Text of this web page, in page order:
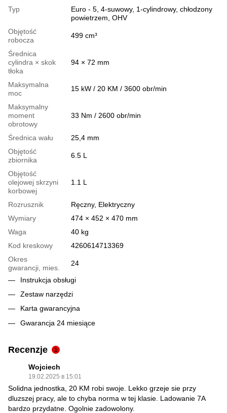
Typ
Euro - 5, 4-suwowy, 1-cylindrowy, chłodzony
powietrzem, OHV
Objętość
robocza
499 cm³
Średnica
cylindra × skok
tłoka
94 × 72 mm
Maksymalna
moc
15 kW / 20 KM / 3600 obr/min
Maksymalny
moment
obrotowy
33 Nm / 2600 obr/min
Średnica wału
25,4 mm
Objętość
zbiornika
6.5 L
Objętość
olejowej skrzyni
korbowej
1.1 L
Rozrusznik
Ręczny, Elektryczny
Wymiary
474 × 452 × 470 mm
Waga
40 kg
Kod kreskowy
4260614713369
Okres
gwarancji, mies.
24
Instrukcja obsługi
Zestaw narzędzi
Karta gwarancyjna
Gwarancja 24 miesiące
Recenzje 1
Wojciech
19.02.2025 в 15:01
Solidna jednostka, 20 KM robi swoje. Lekko grzeje sie przy
dluzszej pracy, ale to chyba norma w tej klasie. Ladowanie 7A
bardzo przydatne. Ogolnie zadowolony.